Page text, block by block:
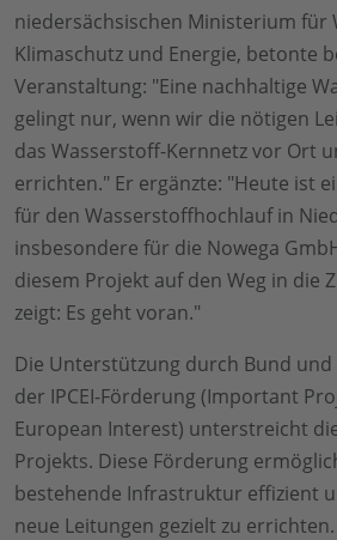
niedersächsischen Ministerium für
Klimaschutz und Energie, betonte
Veranstaltung: "Eine nachhaltige
gelingt nur, wenn wir die nötigen
das Wasserstoff-Kernnetz vor Ort
errichten." Er ergänzte: "Heute ist
für den Wasserstoffhochlauf in
insbesondere für die Nowega
diesem Projekt auf den Weg in die
zeigt: Es geht voran."
Die Unterstützung durch Bund und
der IPCEI-Förderung (Important
European Interest) unterstreicht
Projekts. Diese Förderung
bestehende Infrastruktur effizient
neue Leitungen gezielt zu errichten.